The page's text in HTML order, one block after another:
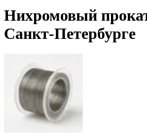
Нихромовый
Санкт-Петербурге